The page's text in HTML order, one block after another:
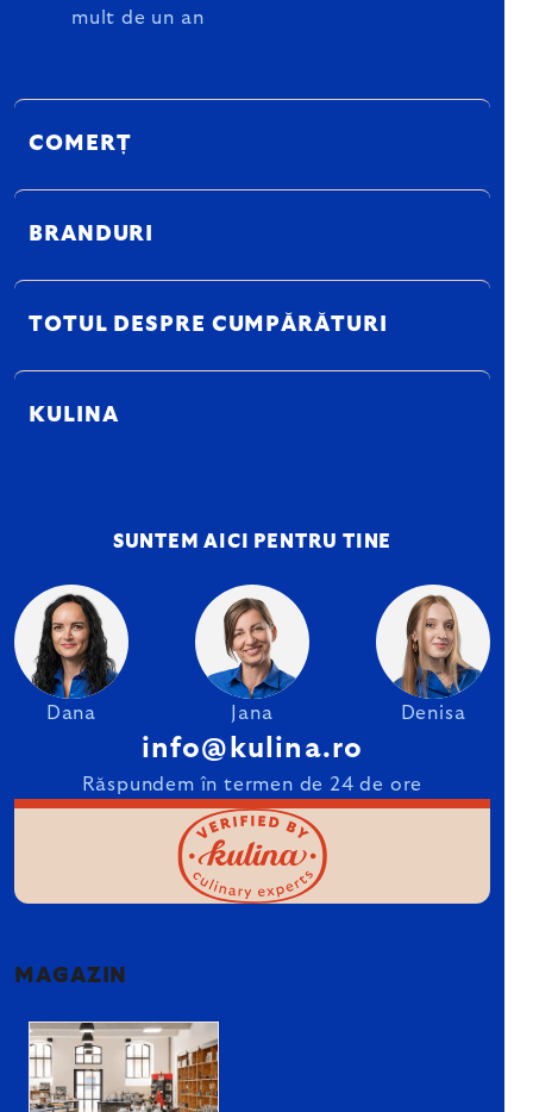
mult de un an
COMERȚ
BRANDURI
TOTUL DESPRE CUMPĂRĂTURI
KULINA
SUNTEM AICI PENTRU TINE
Dana Jana Denisa
info@kulina.ro
Răspundem în termen de 24 de ore
MAGAZIN